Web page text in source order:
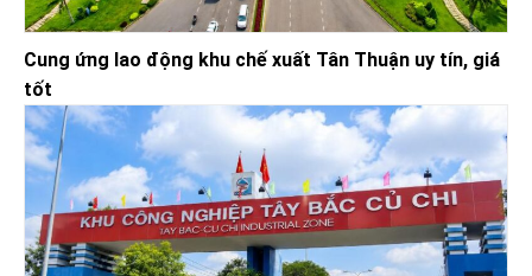
Cung ứng lao động khu chế xuất Tân Thuận uy tín, giá
tốt